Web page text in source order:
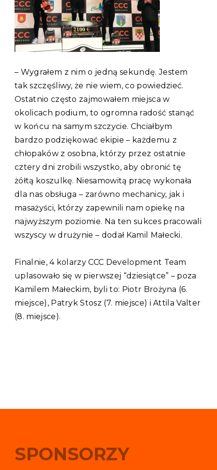
– Wygrałem z nim o jedną sekundę. Jestem
tak szczęśliwy, że nie wiem, co powiedzieć.
Ostatnio często zajmowałem miejsca w
okolicach podium, to ogromna radość stanąć
w końcu na samym szczycie. Chciałbym
bardzo podziękować ekipie – każdemu z
chłopaków z osobna, którzy przez ostatnie
cztery dni zrobili wszystko, aby obronić tę
żółtą koszulkę. Niesamowitą pracę wykonała
dla nas obsługa – zarówno mechanicy, jak i
masażyści, którzy zapewnili nam opiekę na
najwyższym poziomie. Na ten sukces pracowali
wszyscy w drużynie – dodał Kamil Małecki.
Finalnie, 4 kolarzy CCC Development Team
uplasowało się w pierwszej “dziesiątce” – poza
Kamilem Małeckim, byli to: Piotr Brożyna (6.
miejsce), Patryk Stosz (7. miejsce) i Attila Valter
(8. miejsce).
SPONSORZY